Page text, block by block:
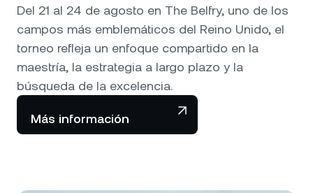
Del 21 al 24 de agosto en The Belfry, uno de los
campos más emblemáticos del Reino Unido, el
torneo refleja un enfoque compartido en la
maestría, la estrategia a largo plazo y la
búsqueda de la excelencia.
Más información